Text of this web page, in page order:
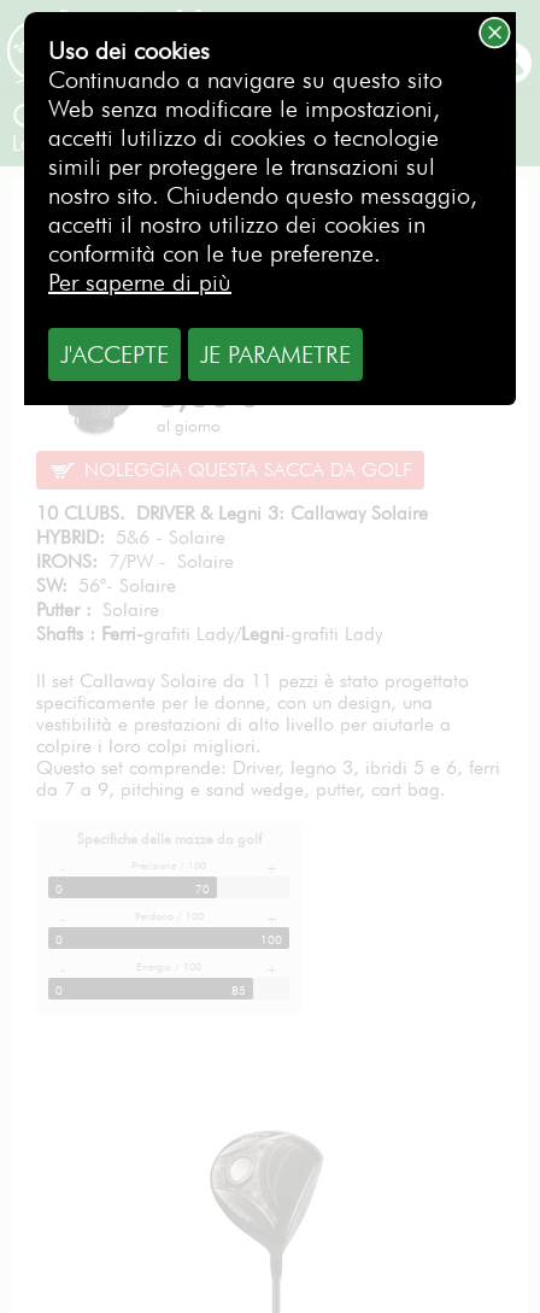
PRENOTAZIONE
Callaway SOLAIRE Black
Ladies / Destro
OFFERTA EVOLUZIONE
Da
6,00€
al giorno
NOLEGGIA QUESTA SACCA DA GOLF
10 CLUBS. DRIVER & Legni 3: Callaway Solaire
HYBRID: 5&6 - Solaire
IRONS: 7/PW - Solaire
SW: 56°- Solaire
Putter : Solaire
Shafts : Ferri-grafiti Lady/Legni-grafiti Lady
Il set Callaway Solaire da 11 pezzi è stato progettato
specificamente per le donne, con un design, una
vestibilità e prestazioni di alto livello per aiutarle a
colpire i loro colpi migliori.
Questo set comprende: Driver, legno 3, ibridi 5 e 6, ferri
da 7 a 9, pitching e sand wedge, putter, cart bag.
Specifiche delle mazze da golf
- Precisione / 100 +
0 70
- Perdono / 100 +
0 100
- Energia / 100 +
0 85
Uso dei cookies
Continuando a navigare su questo sito
Web senza modificare le impostazioni,
accetti lutilizzo di cookies o tecnologie
simili per proteggere le transazioni sul
nostro sito. Chiudendo questo messaggio,
accetti il nostro utilizzo dei cookies in
conformità con le tue preferenze.
Per saperne di più
J'ACCEPTE JE PARAMETRE